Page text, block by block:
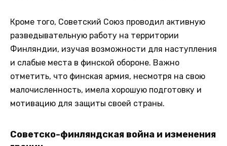
Кроме того, Советский Союз проводил активную
разведывательную работу на территории
Финляндии, изучая возможности для наступления
и слабые места в финской обороне. Важно
отметить, что финская армия, несмотря на свою
малочисленность, имела хорошую подготовку и
мотивацию для защиты своей страны.
Советско-финляндская война и изменения